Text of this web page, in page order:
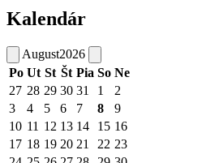
Kalendár
August2026
Po Ut St Št Pia So Ne
27 28 29 30 31 1
2
3
4 5 6 7 8
9
10 11 12 13 14 15 16
17 18 19 20 21 22 23